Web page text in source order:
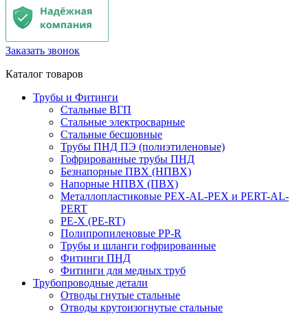
Заказать звонок
Каталог товаров
Трубы и Фитинги
Стальные ВГП
Стальные электросварные
Стальные бесшовные
Трубы ПНД ПЭ (полиэтиленовые)
Гофрированные трубы ПНД
Безнапорные ПВХ (НПВХ)
Напорные НПВХ (ПВХ)
Металлопластиковые PEX-AL-PEX и PERT-AL-
PERT
PE-X (PE-RT)
Полипропиленовые PP-R
Трубы и шланги гофрированные
Фитинги ПНД
Фитинги для медных труб
Трубопроводные детали
Отводы гнутые стальные
Отводы крутоизогнутые стальные